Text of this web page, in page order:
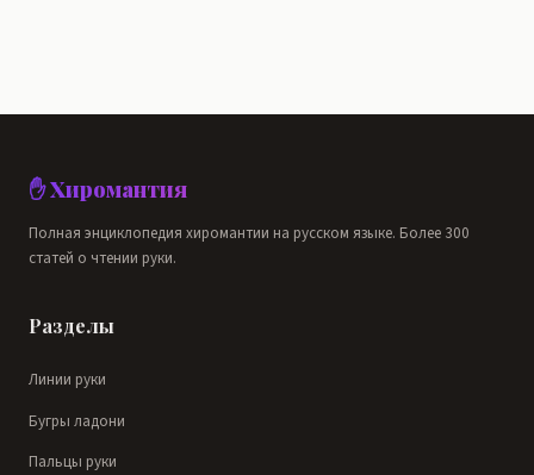
✋ Хиромантия
Полная энциклопедия хиромантии на русском языке. Более 300
статей о чтении руки.
Разделы
Линии руки
Бугры ладони
Пальцы руки